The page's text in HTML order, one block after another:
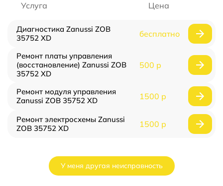
Услуга Цена
Диагностика Zanussi ZOB
35752 XD
бесплатно
Ремонт платы управления
(восстановление) Zanussi ZOB
35752 XD
500 р
Ремонт модуля управления
Zanussi ZOB 35752 XD
1500 р
Ремонт электросхемы Zanussi
ZOB 35752 XD
1500 р
У меня другая неисправность